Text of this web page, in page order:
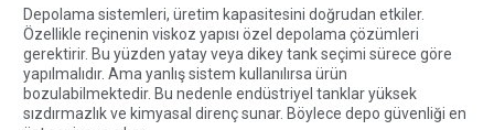
Depolama sistemleri, üretim kapasitesini doğrudan etkiler.
Özellikle reçinenin viskoz yapısı özel depolama çözümleri
gerektirir. Bu yüzden yatay veya dikey tank seçimi sürece göre
yapılmalıdır. Ama yanlış sistem kullanılırsa ürün
bozulabilmektedir. Bu nedenle endüstriyel tanklaryüksek
sızdırmazlık ve kimyasal direnç sunar. Böylece depo güvenliği en